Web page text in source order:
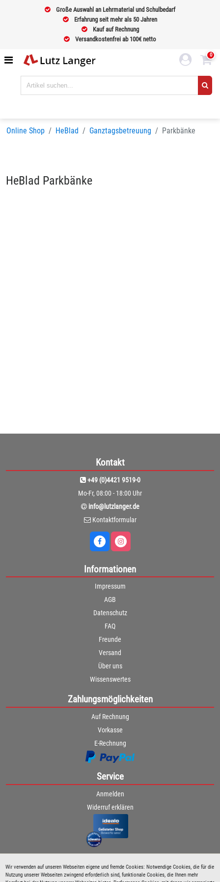
Wir verwenden auf unseren Webseiten eigene und fremde Cookies: Notwendige Cookies, die für die
Nutzung unserer Webseiten zwingend erforderlich sind, funktionale Cookies, die Ihnen mehr
Große Auswahl an Lehrmaterial und Schulbedarf
Erfahrung seit mehr als 50 Jahren
Kauf auf Rechnung
Versandkostenfrei ab 100€ netto
0
Online Shop HeBlad Ganztagsbetreuung Parkbänke
HeBlad Parkbänke
Kontakt
+49 (0)4421 9519-0
Mo-Fr, 08:00 - 18:00 Uhr
info@lutzlanger.de
Kontaktformular
Informationen
Impressum
AGB
Datenschutz
FAQ
Freunde
Versand
Über uns
Wissenswertes
Zahlungsmöglichkeiten
Auf Rechnung
Vorkasse
E-Rechnung
Service
Anmelden
Widerruf erklären